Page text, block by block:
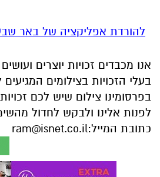
להורדת אפליקציה של באר
אנו מכבדים זכויות יוצרים
בעלי הזכויות בצילומים המגיעים
בפרסומינו צילום שיש לכם
לפנות אלינו ולבקש לחדול
כתובת המייל:ram@isnet.co.il